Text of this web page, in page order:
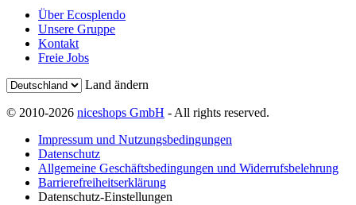
Über Ecosplendo
Unsere Gruppe
Kontakt
Freie Jobs
Land ändern
© 2010-2026 niceshops GmbH - All rights reserved.
Impressum und Nutzungsbedingungen
Datenschutz
Allgemeine Geschäftsbedingungen und Widerrufsbelehrung
Barrierefreiheitserklärung
Datenschutz-Einstellungen